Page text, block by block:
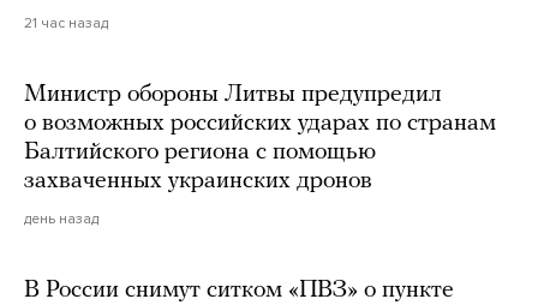
21 час назад
Министр обороны Литвы предупредил
о возможных российских ударах по странам
Балтийского региона с помощью
захваченных украинских дронов
день назад
В России снимут ситком «ПВЗ» о пункте